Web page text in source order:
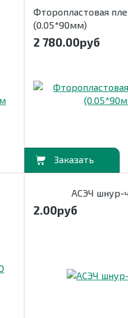
Фторопластовая
(0.05*90мм)
2 780.00руб
В корзину
АСЭЧ шнур-
2.00руб